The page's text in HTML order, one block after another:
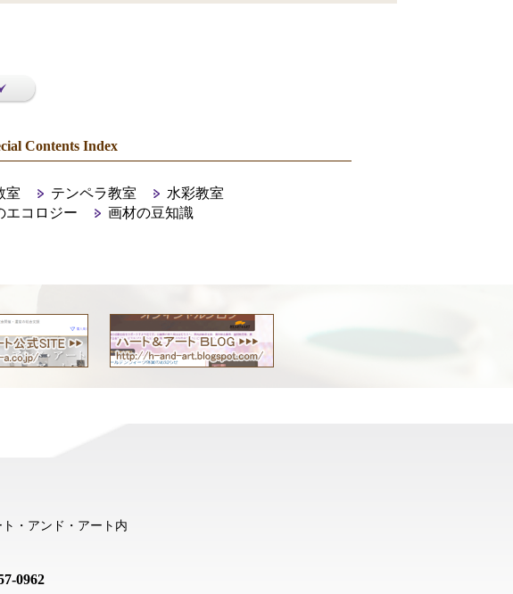
Contents Index
室 テンペラ教室
水彩教室
エコロジー
画材の豆知識
・アンド・アート内
0962